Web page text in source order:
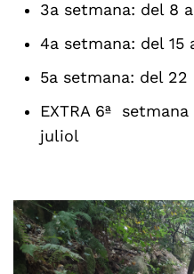
3a setmana: del 8
4a setmana: del 15
5a setmana: del
EXTRA 6ª
juliol